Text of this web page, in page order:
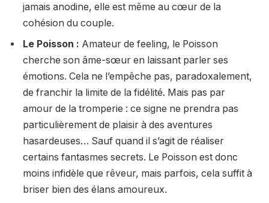
jamais anodine, elle est même au cœur de la
cohésion du couple.
Le Poisson : Amateur de feeling, le Poisson
cherche son âme-sœur en laissant parler ses
émotions. Cela ne l’empêche pas, paradoxalement,
de franchir la limite de la fidélité. Mais pas par
amour de la tromperie : ce signe ne prendra pas
particulièrement de plaisir à des aventures
hasardeuses… Sauf quand il s’agit de réaliser
certains fantasmes secrets. Le Poisson est donc
moins infidèle que rêveur, mais parfois, cela suffit à
briser bien des élans amoureux.